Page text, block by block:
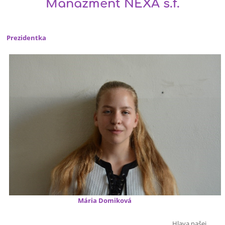
Manažment NEXA š.f.
Prezidentka
Mária Domiková